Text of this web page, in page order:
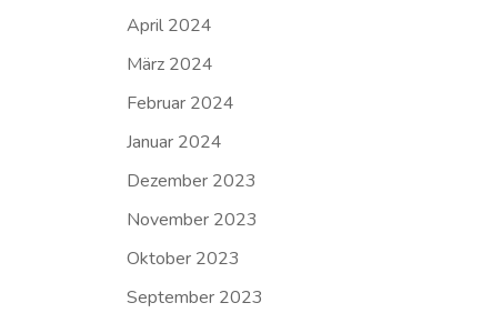
April 2024
März 2024
Februar 2024
Januar 2024
Dezember 2023
November 2023
Oktober 2023
September 2023